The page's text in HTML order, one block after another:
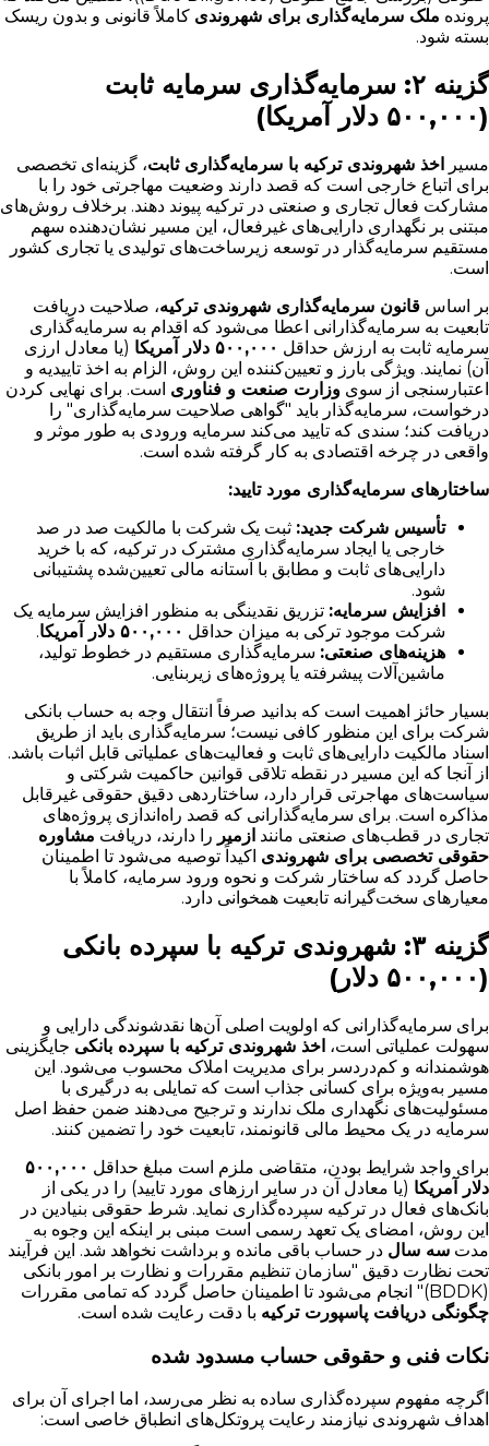
پرونده ملک سرمایه‌گذاری برای شهروندی کاملاً قانونی و بدون ریسک
بسته شود.
گزینه ۲: سرمایه‌گذاری سرمایه ثابت
(۵۰۰,۰۰۰ دلار آمریکا)
مسیر اخذ شهروندی ترکیه با سرمایه‌گذاری ثابت، گزینه‌ای تخصصی
برای اتباع خارجی است که قصد دارند وضعیت مهاجرتی خود را با
مشارکت فعال تجاری و صنعتی در ترکیه پیوند دهند. برخلاف روش‌های
مبتنی بر نگهداری دارایی‌های غیرفعال، این مسیر نشان‌دهنده سهم
مستقیم سرمایه‌گذار در توسعه زیرساخت‌های تولیدی یا تجاری کشور
است.
بر اساس قانون سرمایه‌گذاری شهروندی ترکیه، صلاحیت دریافت
تابعیت به سرمایه‌گذارانی اعطا می‌شود که اقدام به سرمایه‌گذاری
سرمایه ثابت به ارزش حداقل ۵۰۰,۰۰۰ دلار آمریکا
(یا معادل ارزی
آن) نمایند. ویژگی بارز و تعیین‌کننده این روش، الزام به اخذ تاییدیه و
اعتبارسنجی از سوی وزارت صنعت و فناوری است. برای نهایی کردن
درخواست، سرمایه‌گذار باید "گواهی صلاحیت سرمایه‌گذاری" را
دریافت کند؛ سندی که تایید می‌کند سرمایه ورودی به طور موثر و
واقعی در چرخه اقتصادی به کار گرفته شده است.
ساختارهای سرمایه‌گذاری مورد تایید:
تأسیس شرکت جدید: ثبت یک شرکت با مالکیت صد در صد
خارجی یا ایجاد سرمایه‌گذاری مشترک در ترکیه، که با خرید
دارایی‌های ثابت و مطابق با آستانه مالی تعیین‌شده پشتیبانی
شود.
افزایش سرمایه: تزریق نقدینگی به منظور افزایش سرمایه یک
شرکت موجود ترکی به میزان حداقل ۵۰۰,۰۰۰ دلار آمریکا
.
هزینه‌های صنعتی: سرمایه‌گذاری مستقیم در خطوط تولید،
ماشین‌آلات پیشرفته یا پروژه‌های زیربنایی.
بسیار حائز اهمیت است که بدانید صرفاً انتقال وجه به حساب بانکی
شرکت برای این منظور کافی نیست؛ سرمایه‌گذاری باید از طریق
اسناد مالکیت دارایی‌های ثابت و فعالیت‌های عملیاتی قابل اثبات باشد.
از آنجا که این مسیر در نقطه تلاقی قوانین حاکمیت شرکتی و
سیاست‌های مهاجرتی قرار دارد، ساختاردهی دقیق حقوقی غیرقابل
مذاکره است. برای سرمایه‌گذارانی که قصد راه‌اندازی پروژه‌های
تجاری در قطب‌های صنعتی مانند ازمیر را دارند، دریافت مشاوره
حقوقی تخصصی برای شهروندی اکیداً توصیه می‌شود تا اطمینان
حاصل گردد که ساختار شرکت و نحوه ورود سرمایه، کاملاً با
معیارهای سخت‌گیرانه تابعیت همخوانی دارد.
گزینه ۳: شهروندی ترکیه با سپرده بانکی
(۵۰۰,۰۰۰ دلار)
برای سرمایه‌گذارانی که اولویت اصلی آن‌ها نقدشوندگی دارایی و
سهولت عملیاتی است، اخذ شهروندی ترکیه با سپرده بانکی جایگزینی
هوشمندانه و کم‌دردسر برای مدیریت املاک محسوب می‌شود. این
مسیر به‌ویژه برای کسانی جذاب است که تمایلی به درگیری با
مسئولیت‌های نگهداری ملک ندارند و ترجیح می‌دهند ضمن حفظ اصل
سرمایه در یک محیط مالی قانونمند، تابعیت خود را تضمین کنند.
برای واجد شرایط بودن، متقاضی ملزم است مبلغ حداقل ۵۰۰,۰۰۰
دلار آمریکا (یا معادل آن در سایر ارزهای مورد تایید) را در یکی از
بانک‌های فعال در ترکیه سپرده‌گذاری نماید. شرط حقوقی بنیادین در
این روش، امضای یک تعهد رسمی است مبنی بر اینکه این وجوه به
مدت سه سال در حساب باقی مانده و برداشت نخواهد شد. این فرآیند
تحت نظارت دقیق "سازمان تنظیم مقررات و نظارت بر امور بانکی
(BDDK)" انجام می‌شود تا اطمینان حاصل گردد که تمامی مقررات
چگونگی دریافت پاسپورت ترکیه با دقت رعایت شده است.
نکات فنی و حقوقی حساب مسدود شده
اگرچه مفهوم سپرده‌گذاری ساده به نظر می‌رسد، اما اجرای آن برای
اهداف شهروندی نیازمند رعایت پروتکل‌های انطباق خاصی است: